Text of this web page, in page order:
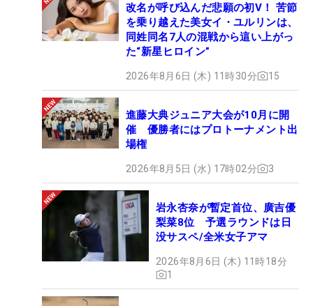
改名が呼び込んだ悲願の初V！ 苦節
を乗り越えた美女イ・ユルリンは、
同姓同名7人の混戦から這い上がっ
た“新星ヒロイン”
2026年8月6日 (木) 11時30分 15
進藤大典ジュニア大会が10月に開
催 優勝者にはプロトーナメント出
場権
2026年8月5日 (水) 17時02分 3
岩永杏奈が暫定首位、廣吉優
梨菜8位 予選ラウンドは日
没サスペ/全米女子アマ
2026年8月6日 (木) 11時18分
1